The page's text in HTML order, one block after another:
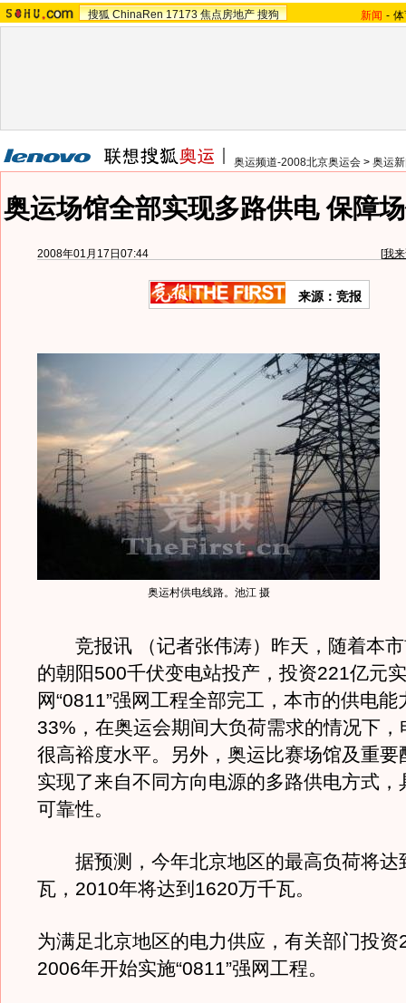
搜狐 ChinaRen 17173 焦点房地产 搜狗 新闻 -
奥运频道-2008北京奥运会 > 奥运
奥运场馆全部实现多路供电 保障
2008年01月17日07:44 [我
来源：竞报
奥运村供电线路。池江 摄
竞报讯 （记者张伟涛）昨天，随着本市
的朝阳500千伏变电站投产，投资221亿元
网“0811”强网工程全部完工，本市的供电能
33%，在奥运会期间大负荷需求的情况下，
很高裕度水平。另外，奥运比赛场馆及重要
实现了来自不同方向电源的多路供电方式，
可靠性。
据预测，今年北京地区的最高负荷将达
瓦，2010年将达到1620万千瓦。
为满足北京地区的电力供应，有关部门投资
2006年开始实施“0811”强网工程。